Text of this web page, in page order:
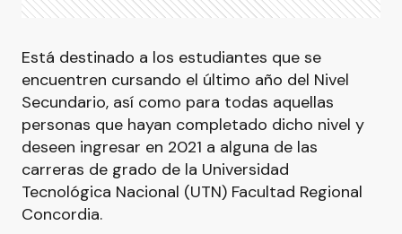
Está destinado a los estudiantes que se
encuentren cursando el último año del Nivel
Secundario, así como para todas aquellas
personas que hayan completado dicho nivel y
deseen ingresar en 2021 a alguna de las
carreras de grado de la Universidad
Tecnológica Nacional (UTN) Facultad Regional
Concordia.